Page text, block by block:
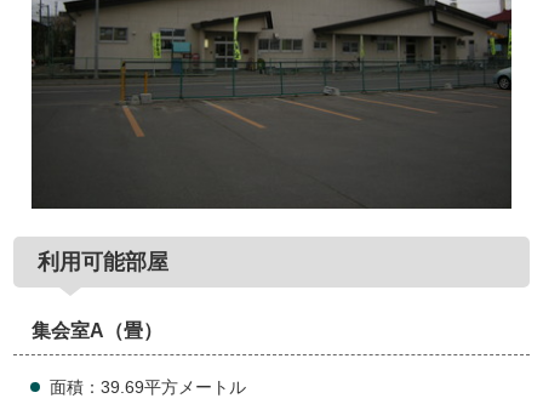
利用可能部屋
集会室A（畳）
面積：39.69平方メートル